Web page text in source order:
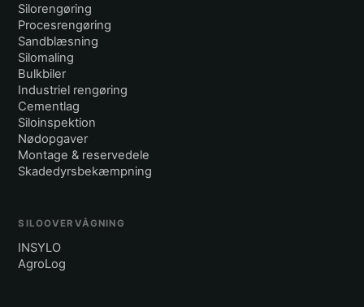
Silorengøring
Procesrengøring
Sandblæsning
Silomaling
Bulkbiler
Industriel rengøring
Cementlag
Siloinspektion
Nødopgaver
Montage & reservedele
Skadedyrsbekæmpning
SILOOVERVÅGNING
INSYLO
AgroLog